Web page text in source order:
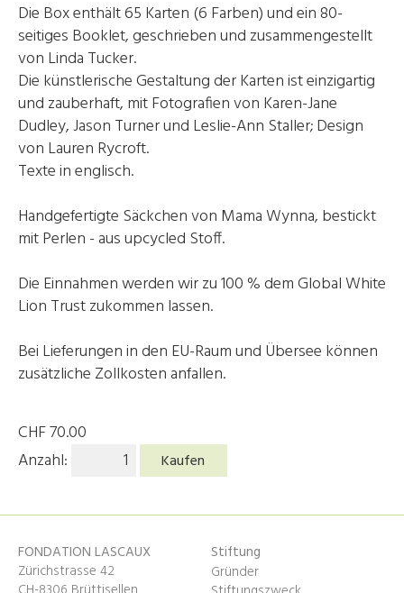
Die Box enthält 65 Karten (6 Farben) und ein 80-
seitiges Booklet, geschrieben und zusammengestellt
von Linda Tucker.
Die künstlerische Gestaltung der Karten ist einzigartig
und zauberhaft, mit Fotografien von Karen-Jane
Dudley, Jason Turner und Leslie-Ann Staller; Design
von Lauren Rycroft.
Texte in englisch.
Handgefertigte Säckchen von Mama Wynna, bestickt
mit Perlen - aus upcycled Stoff.
Die Einnahmen werden wir zu 100 % dem Global White
Lion Trust zukommen lassen.
Bei Lieferungen in den EU-Raum und Übersee können
zusätzliche Zollkosten anfallen.
CHF70.00
Anzahl:
Kaufen
FONDATION LASCAUX
Zürichstrasse 42
Stiftung
Gründer